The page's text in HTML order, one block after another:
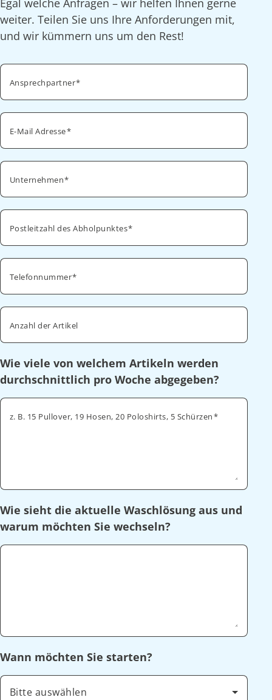
Egal welche Anfragen – wir helfen Ihnen gerne
weiter. Teilen Sie uns Ihre Anforderungen mit,
und wir kümmern uns um den Rest!
Ansprechpartner
E-Mail Adresse
Unternehmen
Postleitzahl des Abholpunktes
Telefonnummer
Anzahl der Artikel
Wie viele von welchem Artikeln werden
durchschnittlich pro Woche abgegeben?
z. B. 15 Pullover, 19 Hosen, 20 Poloshirts, 5 Schürzen
Wie sieht die aktuelle Waschlösung aus und
warum möchten Sie wechseln?
Wann möchten Sie starten?
Bitte auswählen